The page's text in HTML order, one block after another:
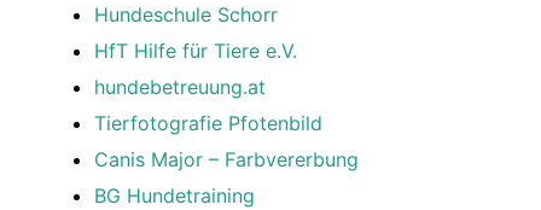
Hundeschule Schorr
HfT Hilfe für Tiere e.V.
hundebetreuung.at
Tierfotografie Pfotenbild
Canis Major – Farbvererbung
BG Hundetraining